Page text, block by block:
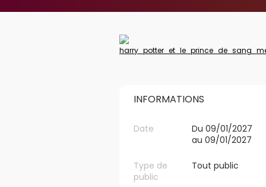
INFORMATIONS
Date
Du 09/01/2027
au 09/01/2027
Type de
public
Tout public